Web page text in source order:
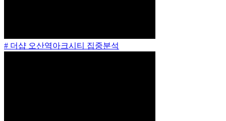
# 더샵 오산역아크시티 집중분석